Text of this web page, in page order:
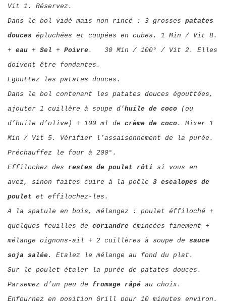
Vit 1. Réservez.
Dans le bol vidé mais non rincé : 3 grosses patates
douces épluchées et coupées en cubes. 1 Min / Vit 8.
+ eau + Sel + Poivre. 30 Min / 100° / Vit 2. Elles
doivent être fondantes.
Egouttez les patates douces.
Dans le bol contenant les patates douces égouttées,
ajouter 1 cuillère à soupe d’huile de coco (ou
d’huile d’olive) + 100 ml de crème de coco. Mixer 1
Min / Vit 5. Vérifier l’assaisonnement de la purée.
Préchauffez le four à 200°.
Effilochez des restes de poulet rôti si vous en
avez, sinon faites cuire à la poêle 3 escalopes de
poulet et effilochez-les.
A la spatule en bois, mélangez : poulet éffiloché +
quelques feuilles de coriandre émincées finement +
mélange oignons-ail + 2 cuillères à soupe de sauce
soja salée. Etalez le mélange au fond du plat.
Sur le poulet étaler la purée de patates douces.
Parsemez d’un peu de fromage râpé au choix.
Enfournez en position Grill pour 10 minutes environ.